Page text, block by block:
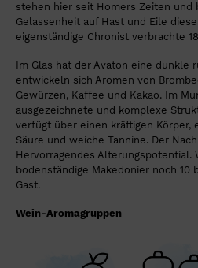
stehen hier seit Homers Zeiten
Gelassenheit auf Hast und Eile
eigenständige Chronist verbrachte
Im Glas hat der Avaton eine dunkle
entwickeln sich Aromen von
Gewürzen, Kaffee und Kakao. Im
ausgezeichnete und komplexe
verfügt über einen kräftigen Körper,
Säure und weiche Tannine. Der
Hervorragendes Alterungspotential.
bodenständige Makedonier noch 10
Gast.
Wein-Aromagruppen